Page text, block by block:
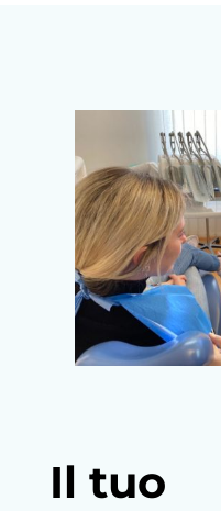
Il tuo